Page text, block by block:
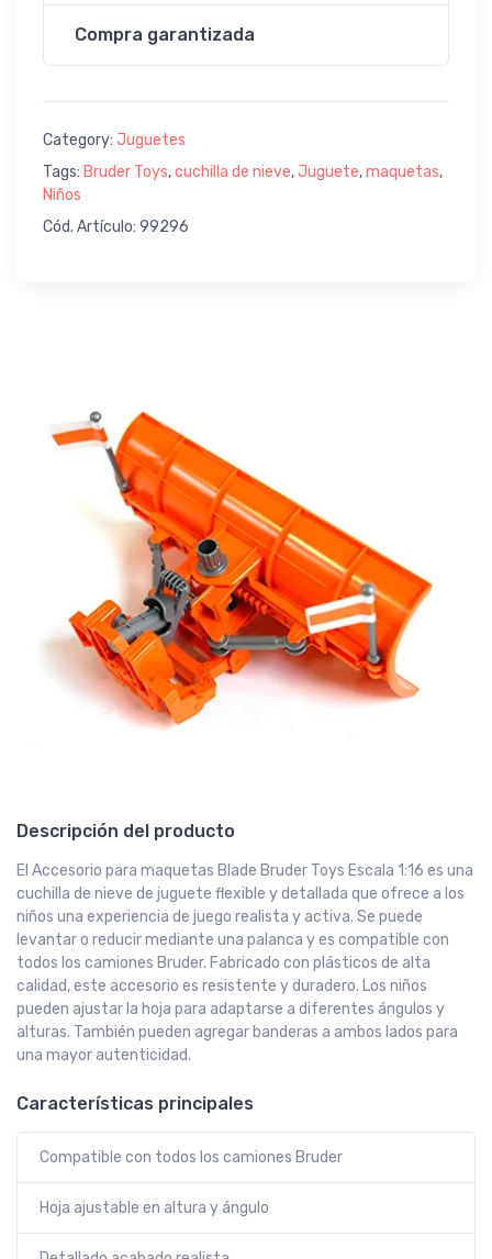
Compra garantizada
Category: Juguetes
Tags: Bruder Toys,cuchilla de nieve, Juguete,maquetas,
Niños
Cód. Artículo: 99296
Descripción del producto
El Accesorio para maquetas Blade Bruder Toys Escala 1:16 es una
cuchilla de nieve de juguete flexible y detallada que ofrece a los
niños una experiencia de juego realista y activa. Se puede
levantar o reducir mediante una palanca y es compatible con
todos los camiones Bruder. Fabricado con plásticos de alta
calidad, este accesorio es resistente y duradero. Los niños
pueden ajustar la hoja para adaptarse a diferentes ángulos y
alturas. También pueden agregar banderas a ambos lados para
una mayor autenticidad.
Características principales
Compatible con todos los camiones Bruder
Hoja ajustable en altura y ángulo